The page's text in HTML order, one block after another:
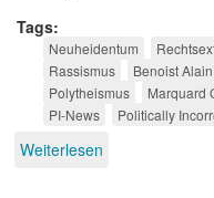
Tags
Neuheidentum
Rassismus
Benoist
Polytheismus
Marquard
PI-News
Politically
Weiterlesen